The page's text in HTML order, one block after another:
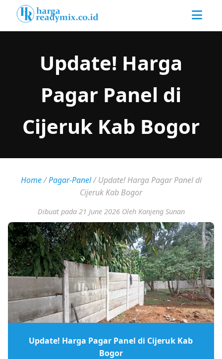
Update! Harga
Pagar Panel di
Cijeruk Kab Bogor
Home/Pagar-Panel/Update! Harga Pagar Panel di
Cijeruk Kab Bogor
Dibuat pada 21 June 2026 Oleh Kanjeng Sunan
Update! Harga Pagar Panel di Cijeruk Kab
Bogor